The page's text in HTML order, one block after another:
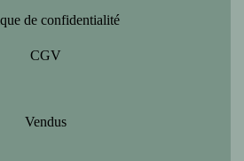
de confidentialité
CGV
Vendus